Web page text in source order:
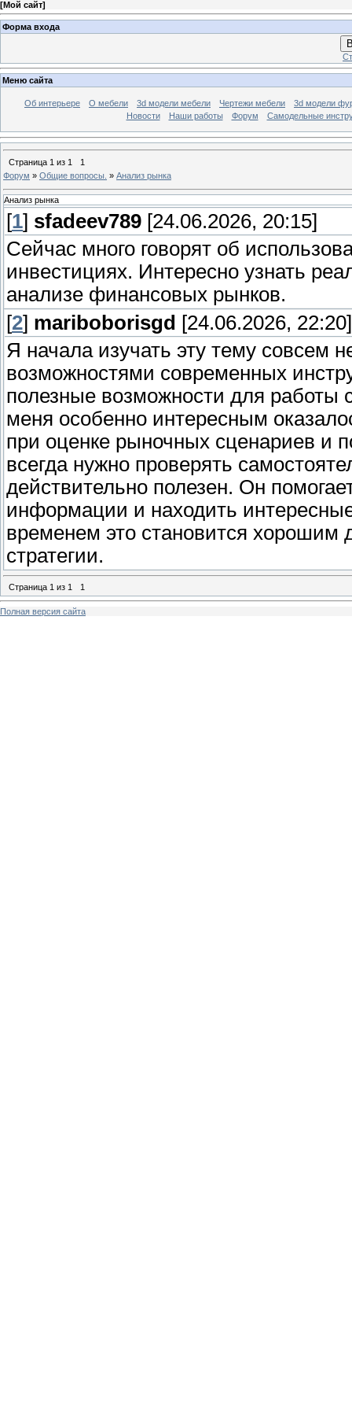
[Мой сайт]
Форма входа
Меню сайта
Об интерьере О мебели 3d модели мебели Чертежи мебели
3d модели
Новости
Наши работы Форум Самодельные
Страница 1 из 1
1
Форум » Общие вопросы. » Анализ рынка
Анализ рынка
[1] sfadeev789 [24.06.2026, 20:15]
Сейчас много говорят об
инвестициях. Интересно узнать
анализе финансовых рынков.
[2] mariboborisgd [24.06.2026, 22:20]
Я начала изучать эту тему совсем
возможностями современных
полезные возможности для
меня особенно интересным
при оценке рыночных сценариев и
всегда нужно проверять
действительно полезен. Он
информации и находить
временем это становится хорошим
стратегии.
Страница 1 из 1 1
Полная версия сайта